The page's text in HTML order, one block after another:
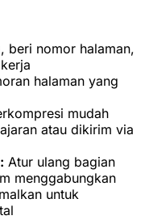
beri nomor halaman,
halaman yang
mudah
atau dikirim via
Atur ulang bagian
menggabungkan
untuk